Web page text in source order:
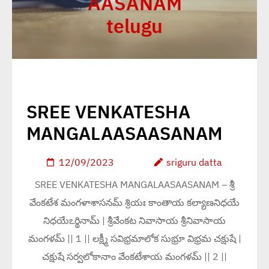
telugu
SREE VENKATESHA
MANGALAASAASANAM
12/09/2023
sriguru datta
SREE VENKATESHA MANGALAASAASANAM – శ్రీ
వేంకటేశ మంగళాశాసనమ్ శ్రియః కాంతాయ కల్యాణనిధయే
నిధయేఽర్థినామ్ | శ్రీవేంకట నివాసాయ శ్రీనివాసాయ
మంగళమ్ || 1 || లక్ష్మీ సవిభ్రమాలోక సుభ్రూ విభ్రమ చక్షుషే |
చక్షుషే సర్వలోకానాం వేంకటేశాయ మంగళమ్ || 2 ||